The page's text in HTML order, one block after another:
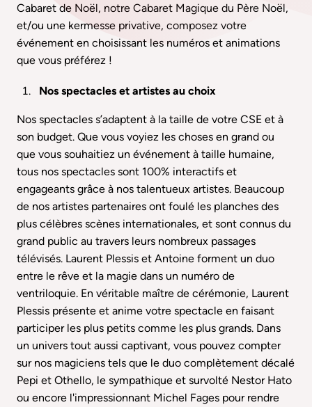
Cabaret de Noël, notre Cabaret Magique du Père Noël,
et/ou une kermesse privative, composez votre
événement en choisissant les numéros et animations
que vous préférez !
Nos spectacles et artistes au choix
Nos spectacles s’adaptent à la taille de votre CSE et à
son budget. Que vous voyiez les choses en grand ou
que vous souhaitiez un événement à taille humaine,
tous nos spectacles sont 100% interactifs et
engageants grâce à nos talentueux artistes. Beaucoup
de nos artistes partenaires ont foulé les planches des
plus célèbres scènes internationales, et sont connus du
grand public au travers leurs nombreux passages
télévisés. Laurent Plessis et Antoine forment un duo
entre le rêve et la magie dans un numéro de
ventriloquie. En véritable maître de cérémonie, Laurent
Plessis présente et anime votre spectacle en faisant
participer les plus petits comme les plus grands. Dans
un univers tout aussi captivant, vous pouvez compter
sur nos magiciens tels que le duo complètement décalé
Pepi et Othello, le sympathique et survolté Nestor Hato
ou encore l'impressionnant Michel Fages pour rendre